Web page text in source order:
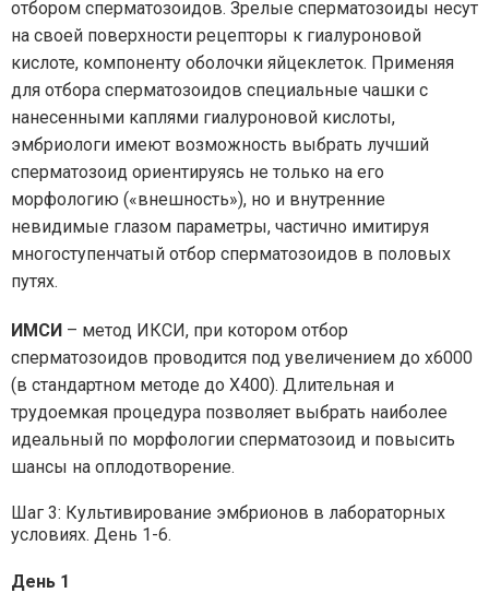
отбором сперматозоидов. Зрелые сперматозоиды несут
на своей поверхности рецепторы к гиалуроновой
кислоте, компоненту оболочки яйцеклеток. Применяя
для отбора сперматозоидов специальные чашки с
нанесенными каплями гиалуроновой кислоты,
эмбриологи имеют возможность выбрать лучший
сперматозоид ориентируясь не только на его
морфологию («внешность»), но и внутренние
невидимые глазом параметры, частично имитируя
многоступенчатый отбор сперматозоидов в половых
путях.
ИМСИ – метод ИКСИ, при котором отбор
сперматозоидов проводится под увеличением до х6000
(в стандартном методе до Х400). Длительная и
трудоемкая процедура позволяет выбрать наиболее
идеальный по морфологии сперматозоид и повысить
шансы на оплодотворение.
Шаг 3: Культивирование эмбрионов в лабораторных
условиях. День 1-6.
День 1